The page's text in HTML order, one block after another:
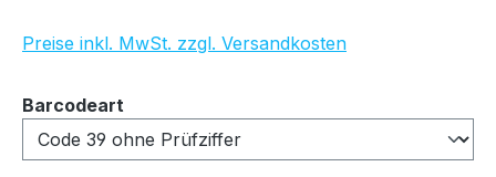
Preise inkl. MwSt. zzgl. Versandkosten
Barcodeart